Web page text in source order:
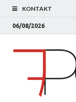
KONTAKT
06/08/2026